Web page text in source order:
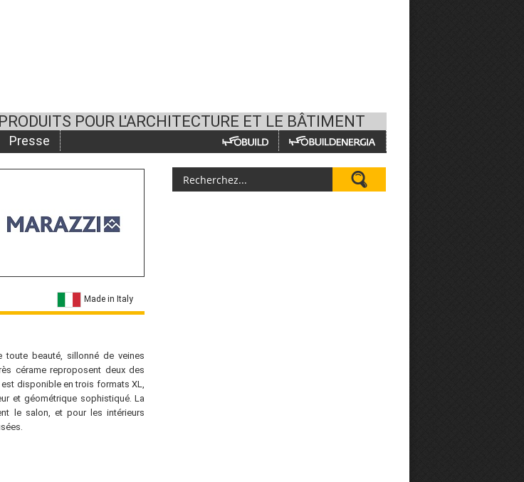
POUR L'ARCHITECTURE ET LE BÂTIMENT
Presse
Made in Italy
beauté, sillonné de veines
cérame reproposent deux des
disponible en trois formats XL,
et géométrique sophistiqué. La
le salon, et pour les intérieurs